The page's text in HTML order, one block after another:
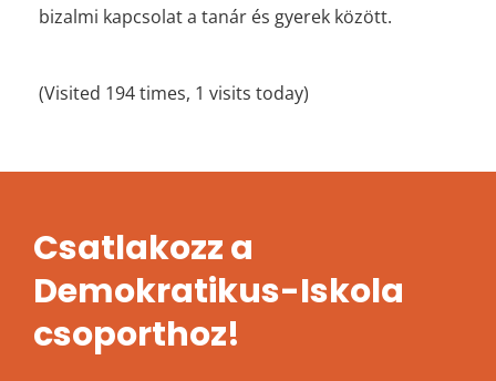
bizalmi kapcsolat a tanár és gyerek között.
(Visited 194 times, 1 visits today)
Csatlakozz a
Demokratikus-Iskola
csoporthoz!